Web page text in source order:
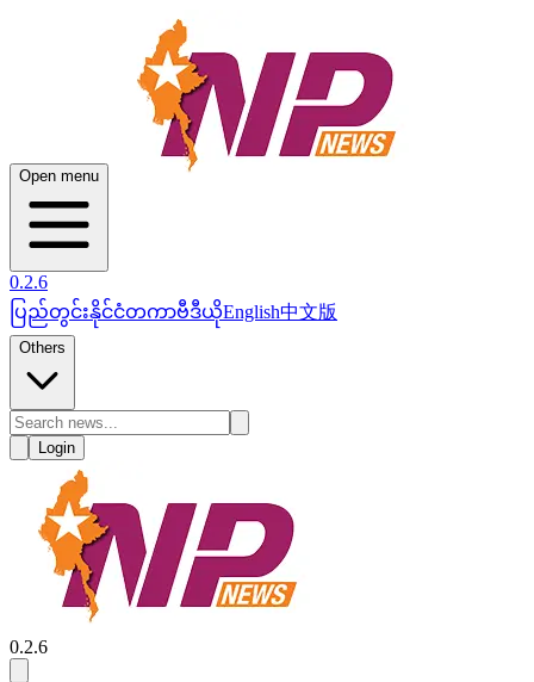
Open menu
0.2.6
ပြည်တွင်းနိုင်ငံတကာဗီဒီယိုEnglish中文版
Others
Login
0.2.6